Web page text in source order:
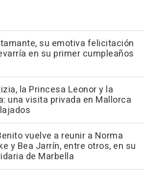
su emotiva felicitación
en su primer cumpleaños
la Princesa Leonor y la
una visita privada en Mallorca
vuelve a reunir a Norma
y Bea Jarrín, entre otros, en su
de Marbella